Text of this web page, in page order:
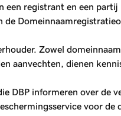
registrant en een
Zowel
aanvechten, dienen
DBP informeren over
voor